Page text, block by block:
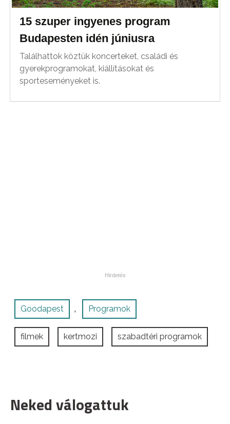
15 szuper ingyenes program
Budapesten idén júniusra
Találhattok köztük koncerteket, családi és
gyerekprogramokat, kiállításokat és
sporteseményeket is.
Goodapest , Programok
filmek kertmozi szabadtéri programok
Neked válogattuk